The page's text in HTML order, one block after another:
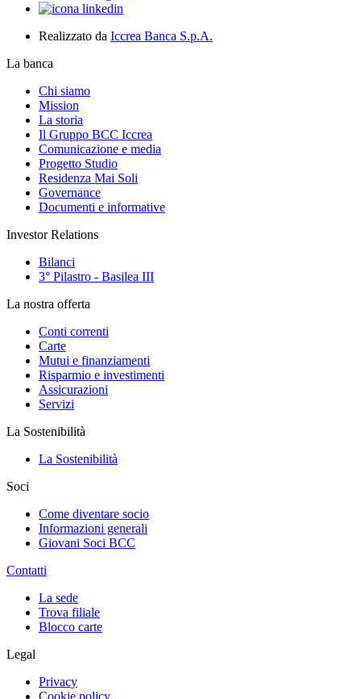
Realizzato da Iccrea Banca S.p.A.
La banca
Chi siamo
Mission
La storia
Il Gruppo BCC Iccrea
Comunicazione e media
Progetto Studio
Residenza Mai Soli
Governance
Documenti e informative
Investor Relations
Bilanci
3° Pilastro - Basilea III
La nostra offerta
Conti correnti
Carte
Mutui e finanziamenti
Risparmio e investimenti
Assicurazioni
Servizi
La Sostenibilità
La Sostenibilità
Soci
Come diventare socio
Informazioni generali
Giovani Soci BCC
Contatti
La sede
Trova filiale
Blocco carte
Legal
Privacy
Cookie policy